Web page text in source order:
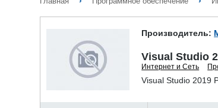
Производитель:
Visual Studio
Интернет и Сеть
Visual Studio 2019